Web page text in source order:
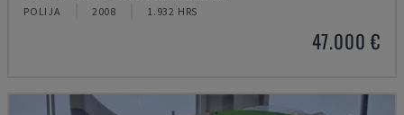
POLIJA 2008 1.932 HRS
47.000 €